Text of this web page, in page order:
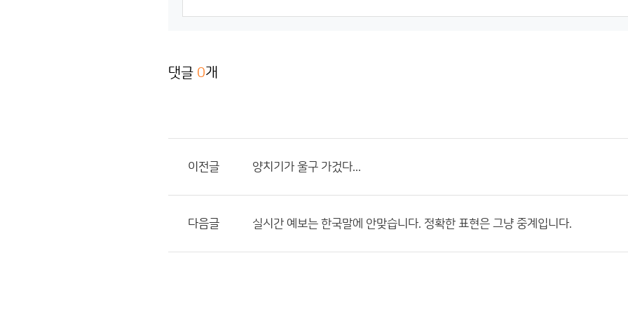
댓글 0개
이전글 양치기가 울구 가겄다...
다음글 실시간 예보는 한국말에 안맞습니다. 정확한 표현은 그냥 중계입니다.